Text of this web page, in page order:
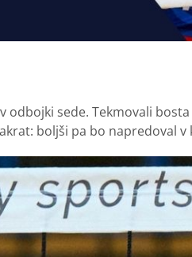
sede. Tekmovali
boljši pa bo napredoval